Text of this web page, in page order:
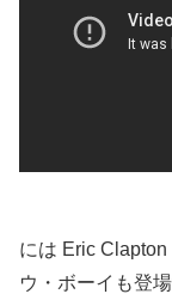
には Eric
ウ・ボーイも登